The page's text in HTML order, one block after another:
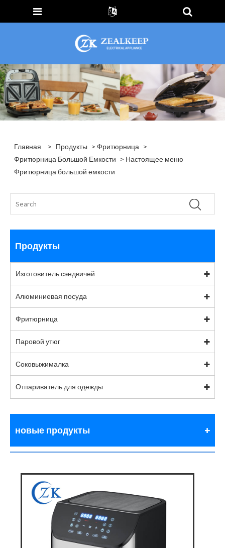
Главная > Продукты >Фритюрница >
Фритюрница Большой Емкости > Настоящее меню
Фритюрница большой емкости
Продукты
Изготовитель сэндвичей
Алюминиевая посуда
Фритюрница
Паровой утюг
Соковыжималка
Отпариватель для одежды
новые продукты